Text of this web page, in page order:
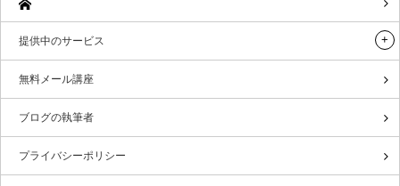
提供中のサービス
無料メール講座
ブログの執筆者
プライバシーポリシー